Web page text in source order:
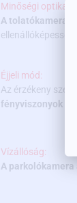
Minőségi optika
A tolatókamera
Éjjeli mód:
Az érzékeny
fényviszonyok
Vízállóság:
A